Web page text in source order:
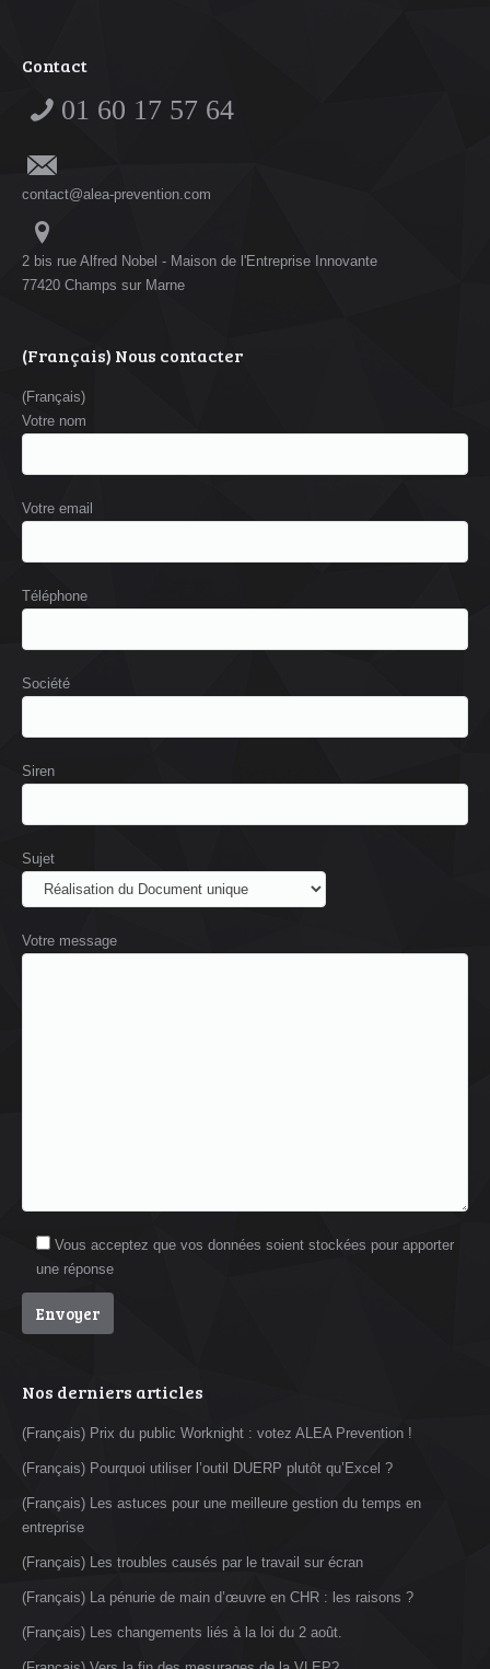
Contact
01 60 17 57 64
contact@alea-prevention.com
2 bis rue Alfred Nobel - Maison de l'Entreprise Innovante
77420 Champs sur Marne
(Français) Nous contacter
(Français)
Votre nom
Votre email
Téléphone
Société
Siren
Sujet
Votre message
Vous acceptez que vos données soient stockées pour apporter
une réponse
Nos derniers articles
(Français) Prix du public Worknight : votez ALEA Prevention !
(Français) Pourquoi utiliser l’outil DUERP plutôt qu’Excel ?
(Français) Les astuces pour une meilleure gestion du temps en
entreprise
(Français) Les troubles causés par le travail sur écran
(Français) La pénurie de main d’œuvre en CHR : les raisons ?
(Français) Les changements liés à la loi du 2 août.